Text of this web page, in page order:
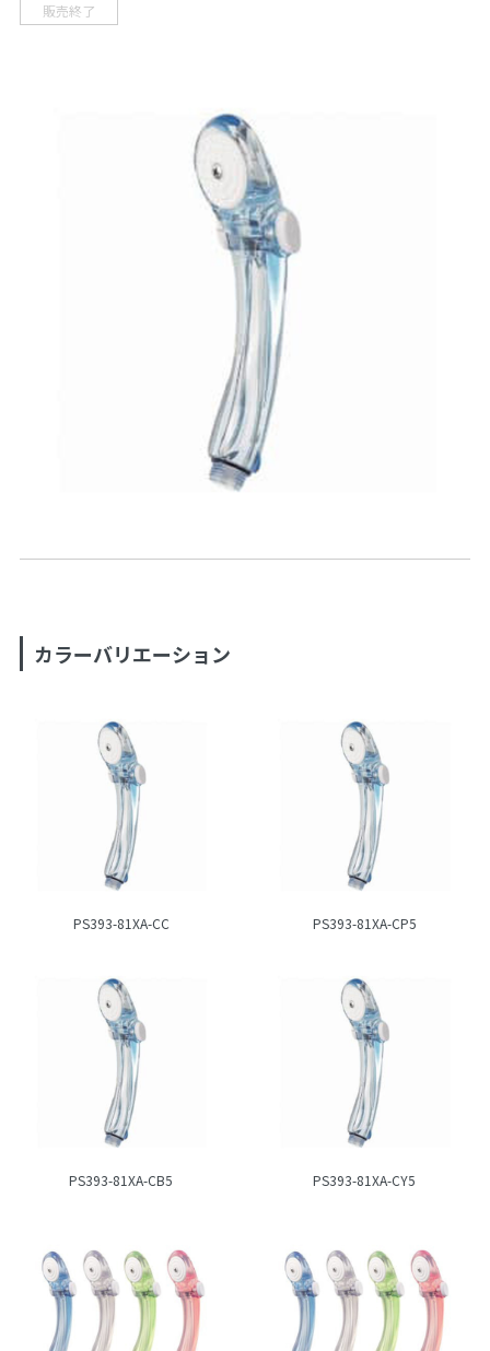
販売終了
カラーバリエーション
PS393-81XA-CC PS393-81XA-CP5
PS393-81XA-CB5 PS393-81XA-CY5